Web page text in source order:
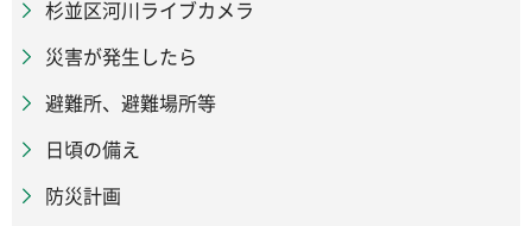
杉並区河川ライブカメラ
災害が発生したら
避難所、避難場所等
日頃の備え
防災計画